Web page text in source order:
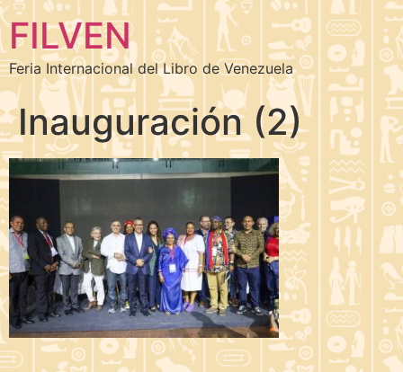
FILVEN
Feria Internacional del Libro de Venezuela
Inauguración (2)